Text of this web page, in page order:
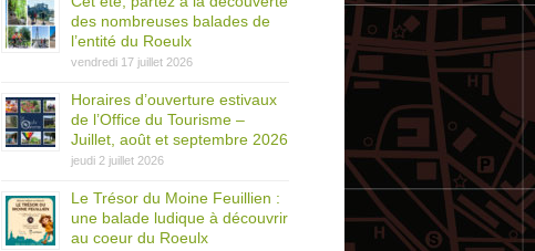
des nombreuses balades de
l’entité du Roeulx
vendredi 17 juillet 2026
Horaires d’ouverture estivaux
de l’Office du Tourisme –
Juillet, août et septembre 2026
jeudi 2 juillet 2026
Le Trésor du Moine Feuillien :
une balade ludique à découvrir
au coeur du Roeulx